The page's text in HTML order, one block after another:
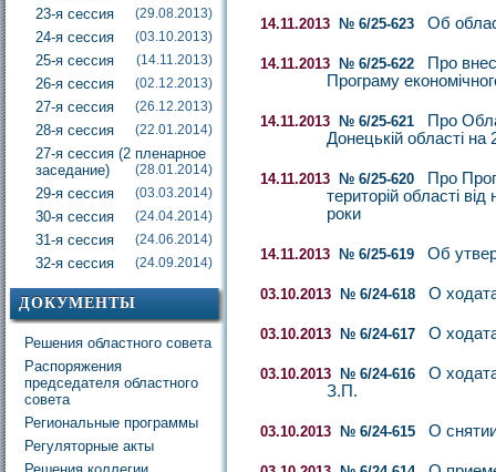
23-я сессия (29.08.2013)
24-я сессия (03.10.2013)
25-я сессия (14.11.2013)
26-я сессия (02.12.2013)
27-я сессия (26.12.2013)
28-я сессия (22.01.2014)
27-я сессия (2 пленарное
заседание)
(28.01.2014)
29-я сессия (03.03.2014)
30-я сессия (24.04.2014)
31-я сессия (24.06.2014)
32-я сессия (24.09.2014)
ДОКУМЕНТЫ
Решения областного совета
Распоряжения
председателя областного
совета
Региональные программы
Регуляторные акты
14.11.2013 № 6/25-623 Об
14.11.2013 № 6/25-622
Про
Програму
14.11.2013 № 6/25-621
Про
Донецькій області на
14.11.2013 № 6/25-620
Про
територій області
роки
14.11.2013 № 6/25-619 Об
03.10.2013 № 6/24-618 О
03.10.2013 № 6/24-617 О
03.10.2013 № 6/24-616
О
З.П.
03.10.2013 № 6/24-615 О